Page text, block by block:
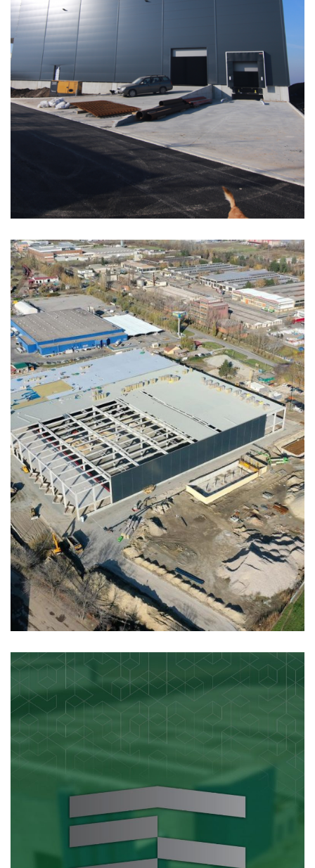
Sava Coop
Norma